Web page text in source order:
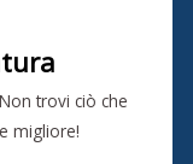
trovi ciò che
migliore!